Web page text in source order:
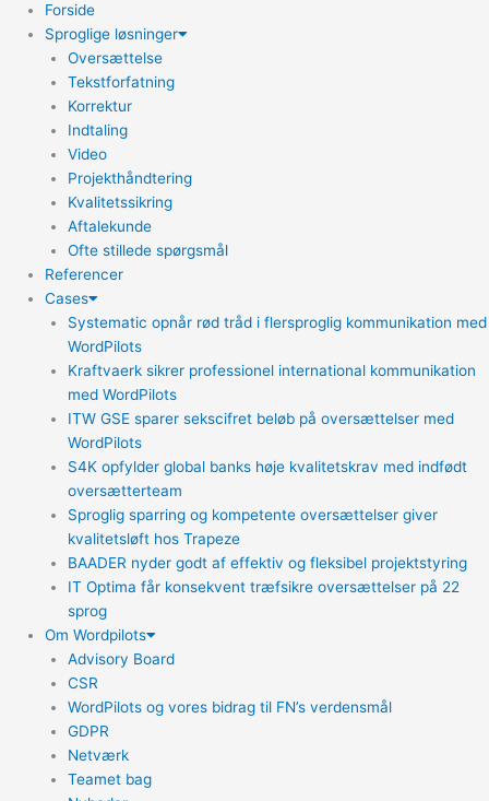
Forside
Sproglige løsninger
Oversættelse
Tekstforfatning
Korrektur
Indtaling
Video
Projekthåndtering
Kvalitetssikring
Aftalekunde
Ofte stillede spørgsmål
Referencer
Cases
Systematic opnår rød tråd i flersproglig kommunikation med
WordPilots
Kraftvaerk sikrer professionel international kommunikation
med WordPilots
ITW GSE sparer sekscifret beløb på oversættelser med
WordPilots
S4K opfylder global banks høje kvalitetskrav med indfødt
oversætterteam
Sproglig sparring og kompetente oversættelser giver
kvalitetsløft hos Trapeze
BAADER nyder godt af effektiv og fleksibel projektstyring
IT Optima får konsekvent træfsikre oversættelser på 22
sprog
Om Wordpilots
Advisory Board
CSR
WordPilots og vores bidrag til FN’s verdensmål
GDPR
Netværk
Teamet bag